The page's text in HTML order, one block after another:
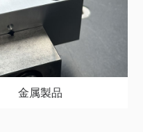
金属製品